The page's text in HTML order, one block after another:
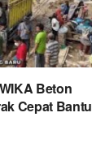
Beton
Cepat Bantu